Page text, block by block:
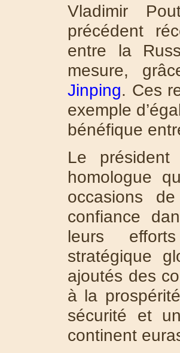
Vladimir
précédent
entre la
mesure,
Jinping. Ces
exemple
bénéfique
Le
homologue
occasions
confiance
leurs
stratégique
ajoutés des
à la
sécurité et
continent